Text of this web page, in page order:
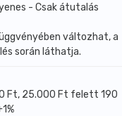
- Csak átutalás
változhat, a
során láthatja.
Ft, 25.000 Ft felett 190